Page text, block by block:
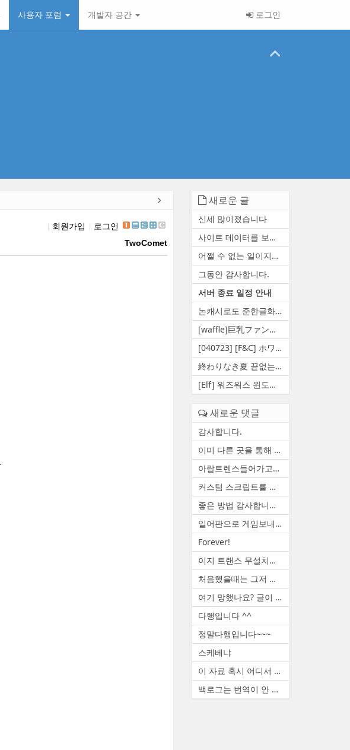
사용자 포럼 개발자 공간 로그인
회원가입 로그인
TwoComet
새로운 글
신세 많이졌습니다
사이트 데이터를 보존하거나 ...
어쩔 수 없는 일이지만 참 아...
그동안 감사합니다.
서버 종료 일정 안내
논캐시로도 준한글화 만들 수 ...
[waffle]巨乳ファンタジー5 王...
[040723] [F&C] ホワイト...
終わりなき夏 끝없는여름 영원...
[Elf] 워즈워스 윈도우 10 대...
새로운 댓글
감사합니다.
이미 다른 곳을 통해 자료 백...
아랄트렌스들어가고요 함수하...
커스텀 스크립트를 정상적으로...
좋은 방법 감사합니다. 한번 ...
일어판으로 게임보내줄수있습니다
Forever!
이지 트랜스 무설치판 꿀도르 ...
처음했을때는 그저 신기했죠. ...
여기 망했나요? 글이 없네요
다행입니다 ^^
정말다행입니다~~~
스케베냐
이 자료 혹시 어디서 구하셨나...
백로그는 번역이 안 됩니다. ...